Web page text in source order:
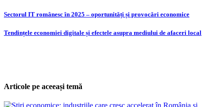
Post
navigation
Sectorul IT românesc în 2025 – oportunități și provocări economice
Tendințele economiei digitale și efectele asupra mediului de afaceri local
Articole pe aceeași temă